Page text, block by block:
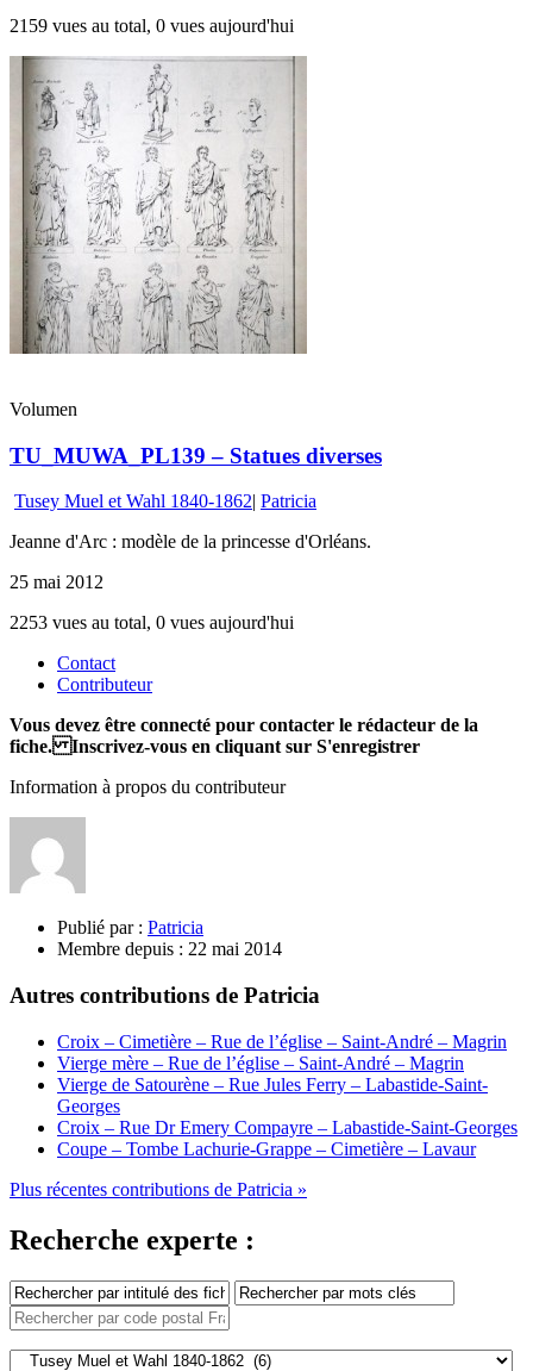
2159 vues au total, 0 vues aujourd'hui
Volumen
TU_MUWA_PL139 – Statues diverses
Tusey Muel et Wahl 1840-1862| Patricia
Jeanne d'Arc : modèle de la princesse d'Orléans.
25 mai 2012
2253 vues au total, 0 vues aujourd'hui
Contact
Contributeur
Vous devez être connecté pour contacter le rédacteur de la
fiche. Inscrivez-vous en cliquant sur S'enregistrer
Information à propos du contributeur
Publié par : Patricia
Membre depuis : 22 mai 2014
Autres contributions de Patricia
Croix – Cimetière – Rue de l’église – Saint-André – Magrin
Vierge mère – Rue de l’église – Saint-André – Magrin
Vierge de Satourène – Rue Jules Ferry – Labastide-Saint-
Georges
Croix – Rue Dr Emery Compayre – Labastide-Saint-Georges
Coupe – Tombe Lachurie-Grappe – Cimetière – Lavaur
Plus récentes contributions de Patricia »
Recherche experte :